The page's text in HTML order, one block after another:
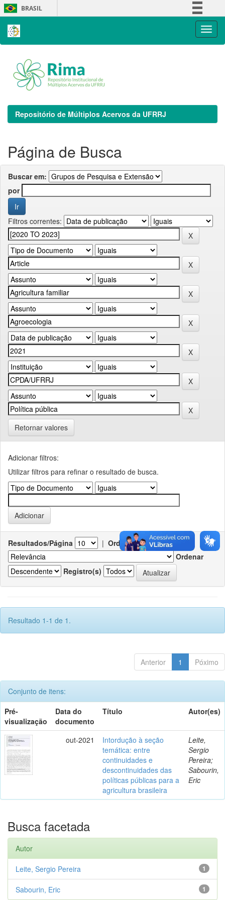
Skip
navigation
BRASIL
Repositório de Múltiplos Acervos da UFRRJ
Página de Busca
Buscar em:
por
Filtros correntes:
Retornar valores
Adicionar filtros:
Utilizar filtros para refinar o resultado de busca.
Resultados/Página | Ordenar registros por
Ordenar
Registro(s)
Resultado 1-1 de 1.
Anterior 1 Póximo
Conjunto de itens:
Pré-
visualização
Data do
documento
Título Autor(es)
out-2021
Intordução à seção
temática: entre
continuidades e
descontinuidades das
políticas públicas para a
agricultura brasileira
Leite,
Sergio
Pereira;
Sabourin,
Eric
Busca facetada
Autor
1
Leite, Sergio Pereira
1
Sabourin, Eric